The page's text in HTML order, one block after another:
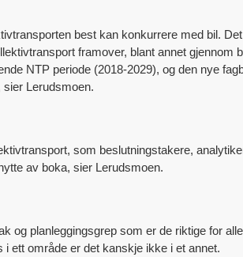
best kan konkurrere med bil.
framover, blant annet gjennom
NTP periode (2018-2029), og den nye
Lerudsmoen.
som beslutningstakere,
av boka, sier Lerudsmoen.
og planleggingsgrep som er de riktige for
ett område er det kanskje ikke i et annet.